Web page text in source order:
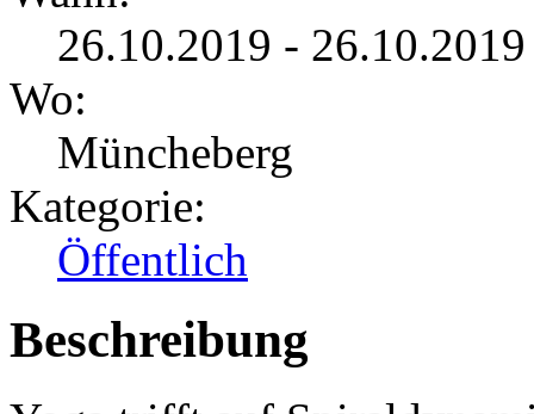
26.10.2019 -
Wo:
Müncheberg
Kategorie:
Öffentlich
Beschreibung